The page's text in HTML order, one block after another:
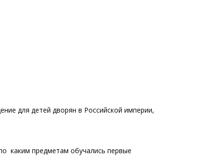
для детей дворян в Российской империи,
каким предметам обучались первые